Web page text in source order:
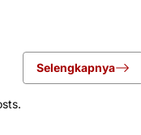
Selengkapnya